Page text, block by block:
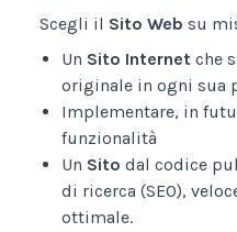
Scegli il Sito Web su
Un Sito Internet che
originale in ogni sua
Implementare, in
funzionalità
Un Sito dal codice
di ricerca (SEO),
ottimale.